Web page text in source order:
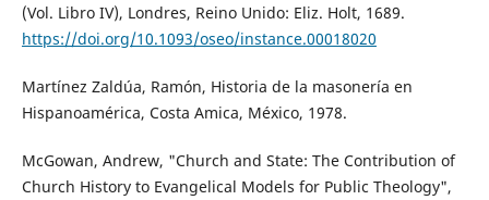
(Vol. Libro IV), Londres, Reino Unido: Eliz. Holt, 1689.
https://doi.org/10.1093/oseo/instance.00018020
Martínez Zaldúa, Ramón, Historia de la masonería en
Hispanoamérica, Costa Amica, México, 1978.
McGowan, Andrew, "Church and State: The Contribution of
Church History to Evangelical Models for Public Theology",